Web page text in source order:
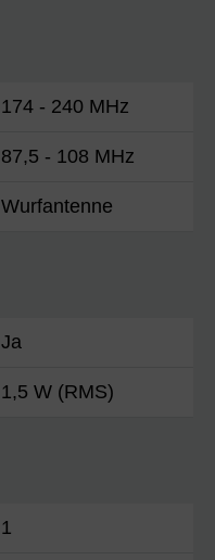
174 - 240 MHz
87,5 - 108 MHz
Wurfantenne
Ja
1,5 W (RMS)
1